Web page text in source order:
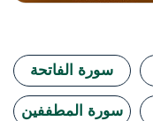
سورة الفاتحة
سورة المطففين